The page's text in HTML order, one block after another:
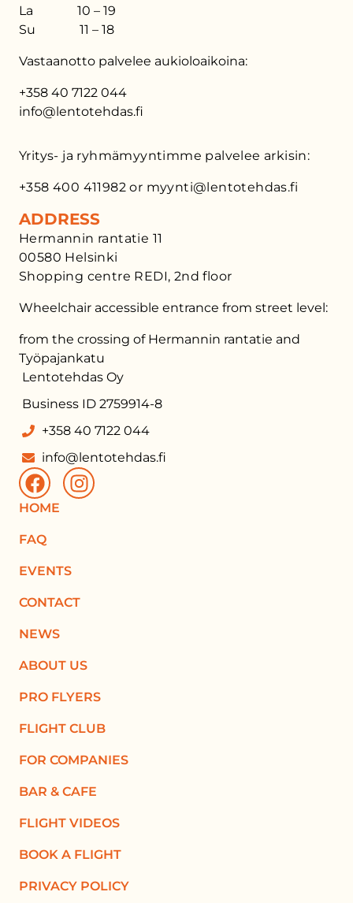
La 10 – 19
Su 11 – 18
Vastaanotto palvelee aukioloaikoina:
+358 40 7122 044
info@lentotehdas.fi
Yritys- ja ryhmämyyntimme palvelee arkisin:
+358 400 411982 or myynti@lentotehdas.fi
ADDRESS
Hermannin rantatie 11
00580 Helsinki
Shopping centre REDI, 2nd floor
Wheelchair accessible entrance from street level:
from the crossing of Hermannin rantatie and
Työpajankatu
Lentotehdas Oy
Business ID 2759914-8
+358 40 7122 044
info@lentotehdas.fi
HOME
FAQ
EVENTS
CONTACT
NEWS
ABOUT US
PRO FLYERS
FLIGHT CLUB
FOR COMPANIES
BAR & CAFE
FLIGHT VIDEOS
BOOK A FLIGHT
PRIVACY POLICY